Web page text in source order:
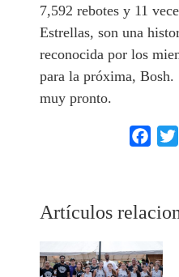
7,592 rebotes y 11
Estrellas, son una
reconocida por los
para la próxima, Bosh.
muy pronto.
Artículos